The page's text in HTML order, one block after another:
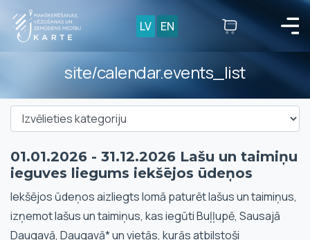
LV EN
site/calendar.events_list
01.01.2026 - 31.12.2026 Lašu un taimiņu
ieguves liegums iekšējos ūdeņos
Iekšējos ūdeņos aizliegts lomā paturēt lašus un taimiņus,
izņemot lašus un taimiņus, kas iegūti Buļļupē, Sausajā
Daugavā, Daugavā* un vietās, kurās atbilstoši